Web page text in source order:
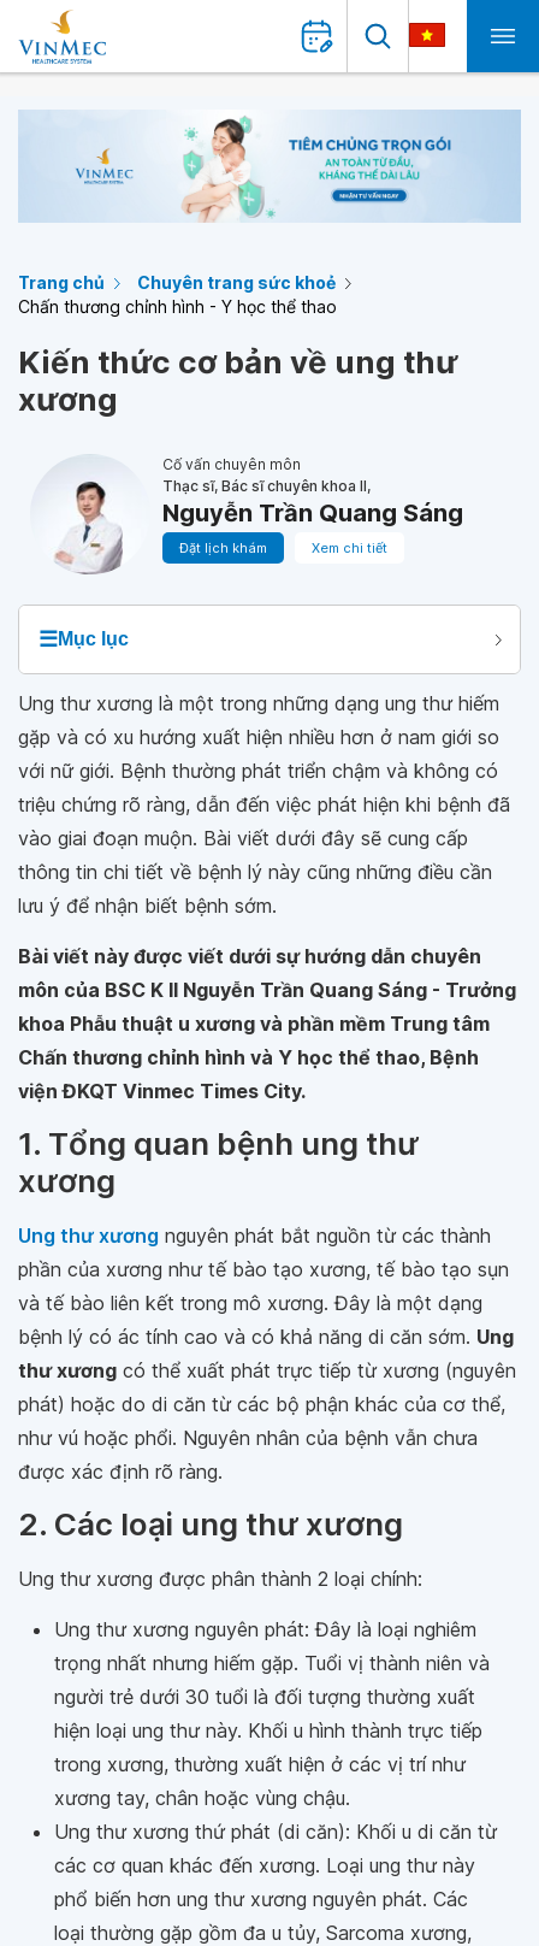
Trang chủ
Chuyên trang sức khoẻ
Chấn thương chỉnh hình - Y học thể thao
Kiến thức cơ bản về ung thư
xương
Cố vấn chuyên môn
Thạc sĩ, Bác sĩ chuyên khoa II,
Nguyễn Trần Quang Sáng
Đặt lịch khám Xem chi tiết
☰Mục lục
Ung thư xương là một trong những dạng ung thư hiếm
gặp và có xu hướng xuất hiện nhiều hơn ở nam giới so
với nữ giới. Bệnh thường phát triển chậm và không có
triệu chứng rõ ràng, dẫn đến việc phát hiện khi bệnh đã
vào giai đoạn muộn. Bài viết dưới đây sẽ cung cấp
thông tin chi tiết về bệnh lý này cũng những điều cần
lưu ý để nhận biết bệnh sớm.
Bài viết này được viết dưới sự hướng dẫn chuyên
môn của BSC K II Nguyễn Trần Quang Sáng - Trưởng
khoa Phẫu thuật u xương và phần mềm Trung tâm
Chấn thương chỉnh hình và Y học thể thao, Bệnh
viện ĐKQT Vinmec Times City.
1. Tổng quan bệnh ung thư
xương
Ung thư xương nguyên phát bắt nguồn từ các thành
phần của xương như tế bào tạo xương, tế bào tạo sụn
và tế bào liên kết trong mô xương. Đây là một dạng
bệnh lý có ác tính cao và có khả năng di căn sớm. Ung
thư xương có thể xuất phát trực tiếp từ xương (nguyên
phát) hoặc do di căn từ các bộ phận khác của cơ thể,
như vú hoặc phổi. Nguyên nhân của bệnh vẫn chưa
được xác định rõ ràng.
2. Các loại ung thư xương
Ung thư xương được phân thành 2 loại chính:
Ung thư xương nguyên phát: Đây là loại nghiêm
trọng nhất nhưng hiếm gặp. Tuổi vị thành niên và
người trẻ dưới 30 tuổi là đối tượng thường xuất
hiện loại ung thư này. Khối u hình thành trực tiếp
trong xương, thường xuất hiện ở các vị trí như
xương tay, chân hoặc vùng chậu.
Ung thư xương thứ phát (di căn): Khối u di căn từ
các cơ quan khác đến xương. Loại ung thư này
phổ biến hơn ung thư xương nguyên phát. Các
loại thường gặp gồm đa u tủy, Sarcoma xương,